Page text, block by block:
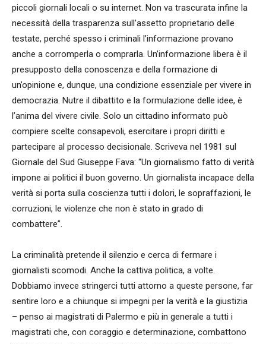
piccoli giornali locali o su internet. Non va trascurata infine la
necessità della trasparenza sull’assetto proprietario delle
testate, perché spesso i criminali l’informazione provano
anche a corromperla o comprarla. Un’informazione libera è il
presupposto della conoscenza e della formazione di
un’opinione e, dunque, una condizione essenziale per vivere in
democrazia. Nutre il dibattito e la formulazione delle idee, è
l’anima del vivere civile. Solo un cittadino informato può
compiere scelte consapevoli, esercitare i propri diritti e
partecipare al processo decisionale. Scriveva nel 1981 sul
Giornale del Sud Giuseppe Fava: “Un giornalismo fatto di verità
impone ai politici il buon governo. Un giornalista incapace della
verità si porta sulla coscienza tutti i dolori, le sopraffazioni, le
corruzioni, le violenze che non è stato in grado di
combattere”.
La criminalità pretende il silenzio e cerca di fermare i
giornalisti scomodi. Anche la cattiva politica, a volte.
Dobbiamo invece stringerci tutti attorno a queste persone, far
sentire loro e a chiunque si impegni per la verità e la giustizia
– penso ai magistrati di Palermo e più in generale a tutti i
magistrati che, con coraggio e determinazione, combattono